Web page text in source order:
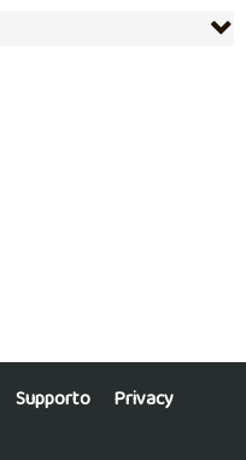
Supporto Privacy